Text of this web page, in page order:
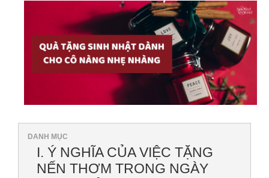
DANH MỤC
I. Ý NGHĨA CỦA VIỆC TẶNG
NẾN THƠM TRONG NGÀY
Mà Nhiều Người Mắc Phải
Loài Hoa Đẹp Và Ý Nghĩa